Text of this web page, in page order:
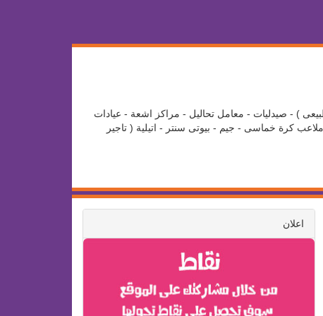
) - صيدليات - معامل تحاليل - مراكز اشعة - عيادات
كرة خماسى - جيم - بيوتى سنتر - اتيلية ( تاجير
اعلان